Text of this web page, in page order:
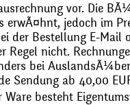
vor. Die
erwÃ¤hnt, jedoch im
der Bestellung E-Mail
Regel nicht.
bei
Sendung ab 40,00
besteht